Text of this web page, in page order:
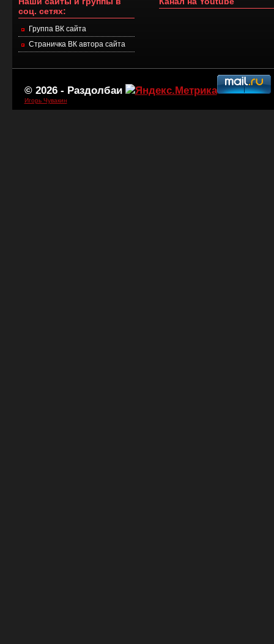
соц. сетях:
Группа ВК сайта
Страничка ВК автора сайта
© 2026 - Раздолбаи
Игорь Чувакин